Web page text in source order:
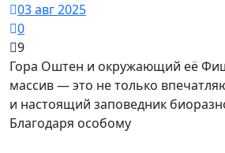
03 авг 2025
0
9
Гора Оштен и окружающий её
массив — это не только
и настоящий заповедник
Благодаря особому